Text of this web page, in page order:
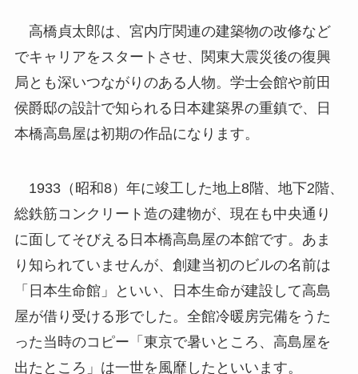
高橋貞太郎は、宮内庁関連の建築物の改修など
でキャリアをスタートさせ、関東大震災後の復興
局とも深いつながりのある人物。学士会館や前田
侯爵邸の設計で知られる日本建築界の重鎮で、日
本橋高島屋は初期の作品になります。
1933（昭和8）年に竣工した地上8階、地下2階、
総鉄筋コンクリート造の建物が、現在も中央通り
に面してそびえる日本橋高島屋の本館です。あま
り知られていませんが、創建当初のビルの名前は
「日本生命館」といい、日本生命が建設して高島
屋が借り受ける形でした。全館冷暖房完備をうた
った当時のコピー「東京で暑いところ、高島屋を
出たところ」は一世を風靡したといいます。